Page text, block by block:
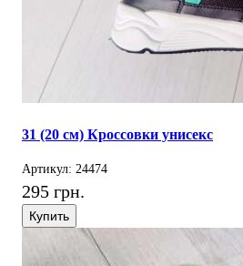
31 (20 см) Кроссовки унисекс
Артикул: 24474
295 грн.
Купить